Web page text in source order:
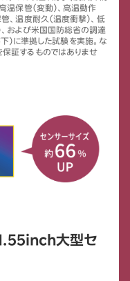
温保管（変動）、高温動作
、温度耐久（温度衝撃）、低
、および米国国防総省の調達
）に準拠した試験を実施。な
保証するものではありませ
1.55inch大型セ